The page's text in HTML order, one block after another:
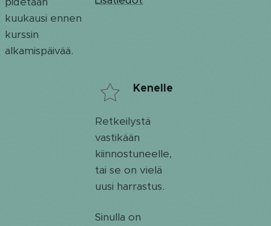
kuukausi ennen
kurssin
alkamispäivää.
Kenelle
Retkeilystä
vastikään
kiinnostuneelle,
tai se on vielä
uusi harrastus.
Sinulla on